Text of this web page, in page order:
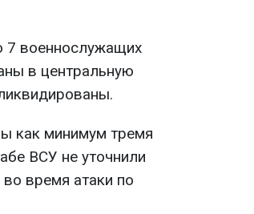
7 военнослужащих
в центральную
как минимум тремя
ВСУ не уточнили
время атаки по